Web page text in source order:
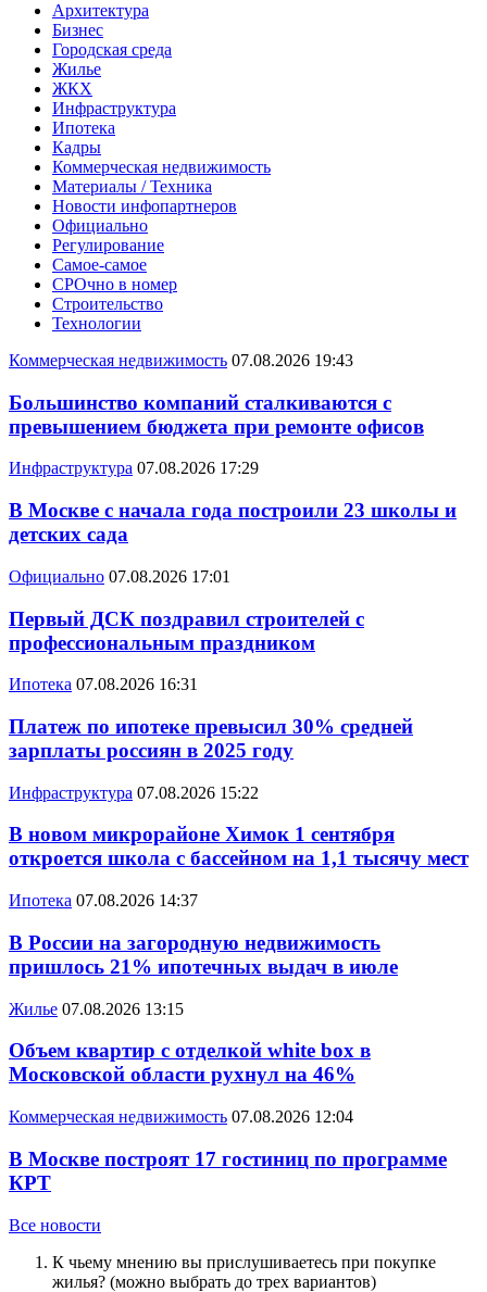
Архитектура
Бизнес
Городская среда
Жилье
ЖКХ
Инфраструктура
Ипотека
Кадры
Коммерческая недвижимость
Материалы / Техника
Новости инфопартнеров
Официально
Регулирование
Самое-самое
СРОчно в номер
Строительство
Технологии
Коммерческая недвижимость 07.08.2026 19:43
Большинство компаний сталкиваются с
превышением бюджета при ремонте офисов
Инфраструктура 07.08.2026 17:29
В Москве с начала года построили 23 школы и
детских сада
Официально 07.08.2026 17:01
Первый ДСК поздравил строителей с
профессиональным праздником
Ипотека 07.08.2026 16:31
Платеж по ипотеке превысил 30% средней
зарплаты россиян в 2025 году
Инфраструктура 07.08.2026 15:22
В новом микрорайоне Химок 1 сентября
откроется школа с бассейном на 1,1 тысячу мест
Ипотека 07.08.2026 14:37
В России на загородную недвижимость
пришлось 21% ипотечных выдач в июле
Жилье 07.08.2026 13:15
Объем квартир с отделкой white box в
Московской области рухнул на 46%
Коммерческая недвижимость 07.08.2026 12:04
В Москве построят 17 гостиниц по программе
КРТ
Все новости
К чьему мнению вы прислушиваетесь при покупке
жилья? (можно выбрать до трех вариантов)